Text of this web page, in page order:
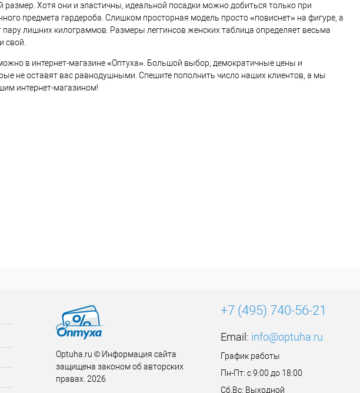
Хотя они и эластичны, идеальной посадки можно добиться только при
предмета гардероба. Слишком просторная модель просто «повиснет» на фигуре, а
лишних килограммов. Размеры леггинсов женских таблица определяет весьма
свой.
в интернет-магазине «Оптуха». Большой выбор, демократичные цены и
не оставят вас равнодушными. Спешите пополнить число наших клиентов, а мы
интернет-магазином!
Optuha.ru © Информация сайта
защищена законом об авторских
правах. 2026
+7 (495) 740-56-21
Email: info@optuha.ru
График работы
Пн-Пт: с 9:00 до 18:00
Сб,Вс: Выходной